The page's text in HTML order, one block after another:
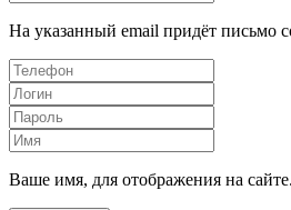
На указанный email придёт письмо
Ваше имя, для отображения на сайте.